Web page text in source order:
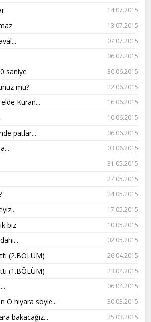
14.07.2015
13.07.2015
07.07.2015
06.07.2015
saniye 30.06.2015
mü? 22.06.2015
Kuran... 16.06.2015
10.06.2015
patlar... 06.06.2015
03.06.2015
31.05.2015
27.05.2015
24.05.2015
17.05.2015
biz 10.05.2015
02.05.2015
(2.BÖLÜM) 26.04.2015
(1.BÖLÜM) 23.04.2015
06.04.2015
O hıyara söyle... 30.03.2015
bakacağız... 25.03.2015